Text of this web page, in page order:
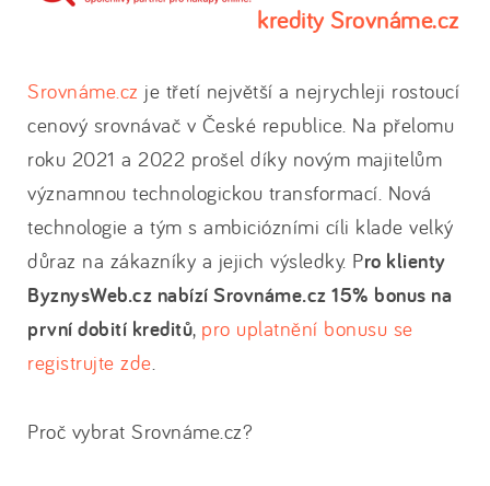
kredity Srovnáme.cz
Srovnáme.cz je třetí největší a nejrychleji rostoucí
cenový srovnávač v České republice. Na přelomu
roku 2021 a 2022 prošel díky novým majitelům
významnou technologickou transformací. Nová
technologie a tým s ambiciózními cíli klade velký
důraz na zákazníky a jejich výsledky. Pro klienty
ByznysWeb.cz nabízí Srovnáme.cz 15% bonus na
první dobití kreditů, pro uplatnění bonusu se
registrujte zde.
Proč vybrat Srovnáme.cz?